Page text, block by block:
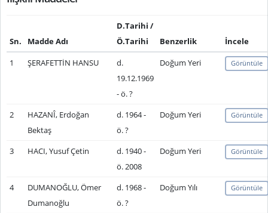
Sn. Madde Adı
D.Tarihi /
Ö.Tarihi
Benzerlik
İncele
1
ŞERAFETTİN HANSU
d.
19.12.1969
- ö. ?
Doğum Yeri Görüntüle
2
HAZANÎ, Erdoğan
Bektaş
d. 1964 -
ö. ?
Doğum Yeri Görüntüle
3 HACI, Yusuf Çetin
d. 1940 -
ö. 2008
Doğum Yeri Görüntüle
4
DUMANOĞLU, Ömer
Dumanoğlu
d. 1968 -
ö. ?
Doğum Yılı Görüntüle